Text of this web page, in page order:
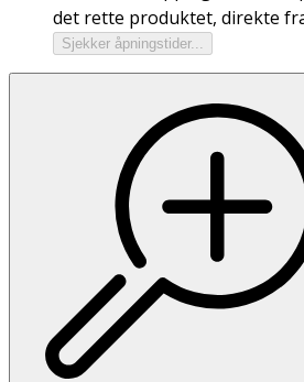
det rette produktet, direkte
Sjekker åpningstider...